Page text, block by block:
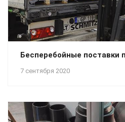
7 сентября 2020
Бесперебойные поставки